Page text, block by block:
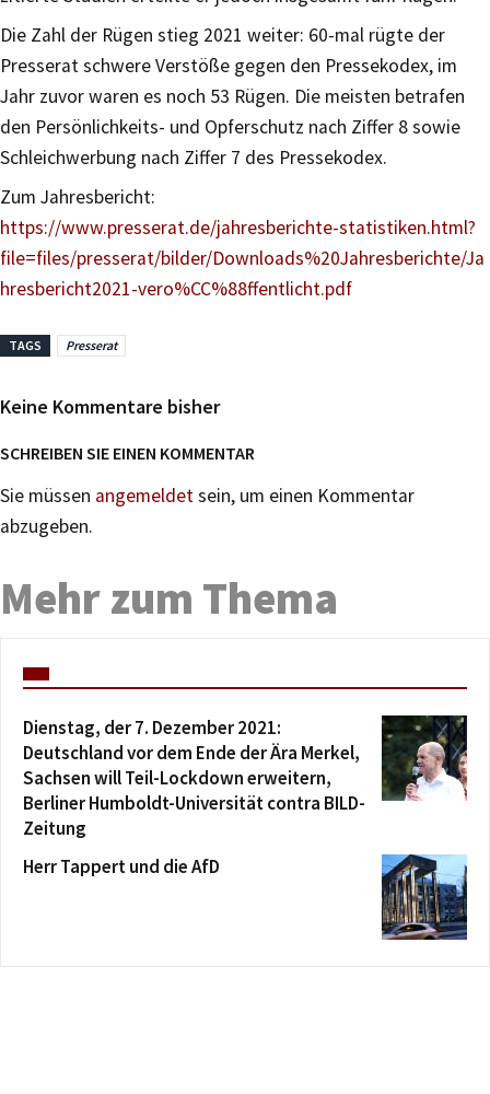
Die Zahl der Rügen stieg 2021 weiter: 60-mal rügte der
Presserat schwere Verstöße gegen den Pressekodex, im
Jahr zuvor waren es noch 53 Rügen. Die meisten betrafen
den Persönlichkeits- und Opferschutz nach Ziffer 8 sowie
Schleichwerbung nach Ziffer 7 des Pressekodex.
Zum Jahresbericht:
https://www.presserat.de/jahresberichte-statistiken.html?
file=files/presserat/bilder/Downloads%20Jahresberichte/Ja
hresbericht2021-vero%CC%88ffentlicht.pdf
TAGS Presserat
Keine Kommentare bisher
SCHREIBEN SIE EINEN KOMMENTAR
Sie müssen angemeldetsein, um einen Kommentar
abzugeben.
Mehr zum Thema
Dienstag, der 7. Dezember 2021:
Deutschland vor dem Ende der Ära Merkel,
Sachsen will Teil-Lockdown erweitern,
Berliner Humboldt-Universität contra BILD-
Zeitung
Herr Tappert und die AfD